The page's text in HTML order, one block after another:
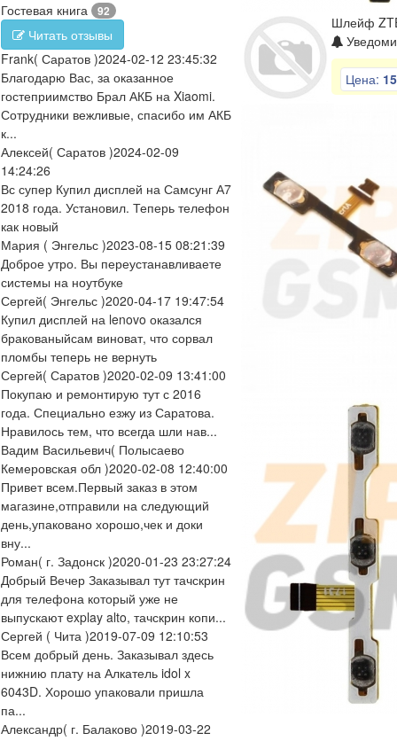
Гостевая книга
92
Читать отзывы
Frank( Саратов )2024-02-12 23:45:32
Благодарю Вас, за оказанное
гостеприимство Брал АКБ на Xiaomi.
Сотрудники вежливые, спасибо им АКБ
к...
Алексей( Саратов )2024-02-09
14:24:26
Вс супер Купил дисплей на Самсунг А7
2018 года. Установил. Теперь телефон
как новый
Мария ( Энгельс )2023-08-15 08:21:39
Доброе утро. Вы переустанавливаете
системы на ноутбуке
Сергей( Энгельс )2020-04-17 19:47:54
Купил дисплей на lenovo оказался
бракованыйсам виноват, что сорвал
пломбы теперь не вернуть
Сергей( Саратов )2020-02-09 13:41:00
Покупаю и ремонтирую тут с 2016
года. Специально езжу из Саратова.
Нравилось тем, что всегда шли нав...
Вадим Васильевич( Полысаево
Кемеровская обл )2020-02-08 12:40:00
Привет всем.Первый заказ в этом
магазине,отправили на следующий
день,упаковано хорошо,чек и доки
вну...
Роман( г. Задонск )2020-01-23 23:27:24
Добрый Вечер Заказывал тут тачскрин
для телефона который уже не
выпускают explay alto, тачскрин копи...
Сергей ( Чита )2019-07-09 12:10:53
Всем добрый день. Заказывал здесь
нижнию плату на Алкатель idol x
6043D. Хорошо упаковали пришла
па...
Александр( г. Балаково )2019-03-22
Шлейф
Цена: